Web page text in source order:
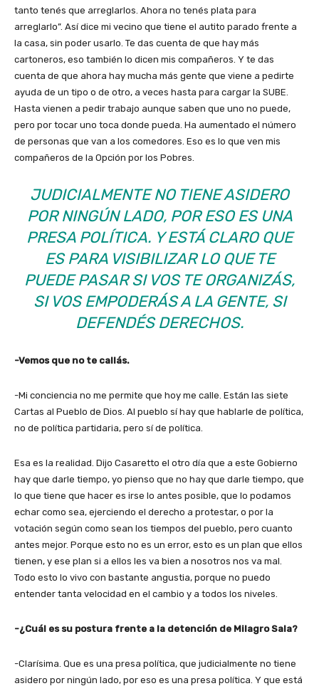
tanto tenés que arreglarlos. Ahora no tenés plata para
arreglarlo”. Así dice mi vecino que tiene el autito parado frente a
la casa, sin poder usarlo. Te das cuenta de que hay más
cartoneros, eso también lo dicen mis compañeros. Y te das
cuenta de que ahora hay mucha más gente que viene a pedirte
ayuda de un tipo o de otro, a veces hasta para cargar la SUBE.
Hasta vienen a pedir trabajo aunque saben que uno no puede,
pero por tocar uno toca donde pueda. Ha aumentado el número
de personas que van a los comedores. Eso es lo que ven mis
compañeros de la Opción por los Pobres.
JUDICIALMENTE NO TIENE ASIDERO
POR NINGÚN LADO, POR ESO ES UNA
PRESA POLÍTICA. Y ESTÁ CLARO QUE
ES PARA VISIBILIZAR LO QUE TE
PUEDE PASAR SI VOS TE ORGANIZÁS,
SI VOS EMPODERÁS A LA GENTE, SI
DEFENDÉS DERECHOS.
-Vemos que no te callás.
-Mi conciencia no me permite que hoy me calle. Están las siete
Cartas al Pueblo de Dios. Al pueblo sí hay que hablarle de política,
no de política partidaria, pero sí de política.
Esa es la realidad. Dijo Casaretto el otro día que a este Gobierno
hay que darle tiempo, yo pienso que no hay que darle tiempo, que
lo que tiene que hacer es irse lo antes posible, que lo podamos
echar como sea, ejerciendo el derecho a protestar, o por la
votación según como sean los tiempos del pueblo, pero cuanto
antes mejor. Porque esto no es un error, esto es un plan que ellos
tienen, y ese plan si a ellos les va bien a nosotros nos va mal.
Todo esto lo vivo con bastante angustia, porque no puedo
entender tanta velocidad en el cambio y a todos los niveles.
-¿Cuál es su postura frente a la detención de Milagro Sala?
-Clarísima. Que es una presa política, que judicialmente no tiene
asidero por ningún lado, por eso es una presa política. Y que está